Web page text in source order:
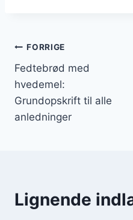
FORRIGE
Fedtebrød med
hvedemel:
Grundopskrift til alle
anledninger
Lignende